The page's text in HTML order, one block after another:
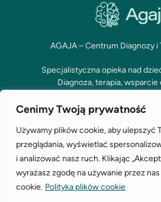
Cenimy Twoją prywatność
Używamy plików cookie, aby ulepszyć
przeglądania, wyświetlać
i analizować nasz ruch. Klikając
wyrażasz zgodę na używanie przez
cookie. Polityka plików cookie
AGAJA – Centrum Diagnozy i
Specjalistyczna opieka nad
Diagnoza, terapia,
Polityka cookies
Polityka
designed by